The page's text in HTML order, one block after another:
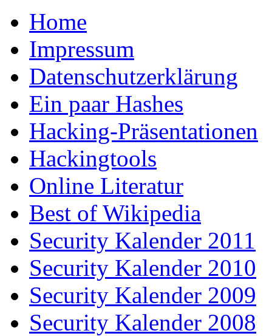
Home
Impressum
Datenschutzerklärung
Ein paar Hashes
Hacking-Präsentationen
Hackingtools
Online Literatur
Best of Wikipedia
Security Kalender 2011
Security Kalender 2010
Security Kalender 2009
Security Kalender 2008